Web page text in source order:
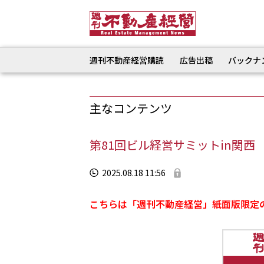
週刊不動産経営購読 広告出稿 バック
主なコンテンツ
第81回ビル経営サミットin関
2025.08.18 11:56
こちらは「週刊不動産経営」紙面版限定